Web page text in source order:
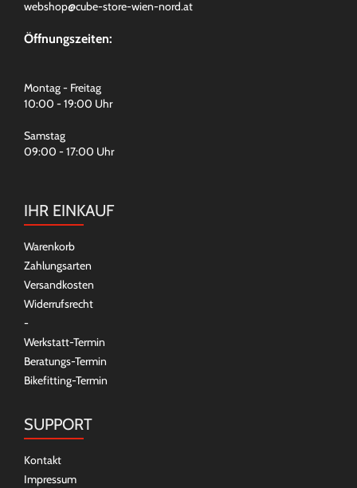
webshop@cube-store-wien-nord.at
Öffnungszeiten:
Montag - Freitag
10:00 - 19:00 Uhr
Samstag
09:00 - 17:00 Uhr
IHR EINKAUF
Warenkorb
Zahlungsarten
Versandkosten
Widerrufsrecht
-
Werkstatt-Termin
Beratungs-Termin
Bikefitting-Termin
SUPPORT
Kontakt
Impressum